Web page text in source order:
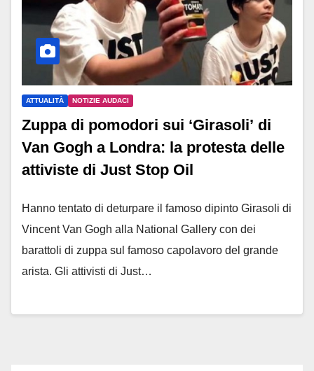
ATTUALITÀ NOTIZIE AUDACI
Zuppa di pomodori sui ‘Girasoli’ di
Van Gogh a Londra: la protesta delle
attiviste di Just Stop Oil
Hanno tentato di deturpare il famoso dipinto Girasoli di
Vincent Van Gogh alla National Gallery con dei
barattoli di zuppa sul famoso capolavoro del grande
arista. Gli attivisti di Just…